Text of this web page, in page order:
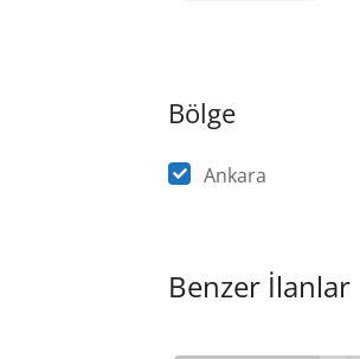
Bölge
Ankara
Benzer İlanlar